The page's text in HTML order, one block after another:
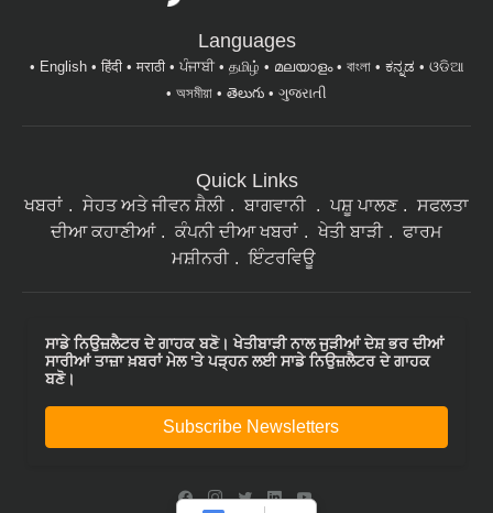
Languages
English हिंदी मराठी ਪੰਜਾਬੀ தமிழ் മലയാളം বাংলা ಕನ್ನಡ
ଓଡିଆ
অসমীয়া
తెలుగు ગુજરાતી
Quick Links
ਖਬਰਾਂ ਸੇਹਤ ਅਤੇ ਜੀਵਨ ਸ਼ੈਲੀ ਬਾਗਵਾਨੀ ਪਸ਼ੂ ਪਾਲਣ
ਸਫਲਤਾ
ਦੀਆ ਕਹਾਣੀਆਂ
ਕੰਪਨੀ ਦੀਆ ਖਬਰਾਂ ਖੇਤੀ ਬਾੜੀ
ਫਾਰਮ
ਮਸ਼ੀਨਰੀ
ਇੰਟਰਵਿਊ
ਸਾਡੇ ਨਿਉਜ਼ਲੈਟਰ ਦੇ ਗਾਹਕ ਬਣੋ। ਖੇਤੀਬਾੜੀ ਨਾਲ ਜੁੜੀਆਂ ਦੇਸ਼ ਭਰ ਦੀਆਂ
ਸਾਰੀਆਂ ਤਾਜ਼ਾ ਖ਼ਬਰਾਂ ਮੇਲ 'ਤੇ ਪੜ੍ਹਨ ਲਈ ਸਾਡੇ ਨਿਉਜ਼ਲੈਟਰ ਦੇ ਗਾਹਕ
ਬਣੋ।
Subscribe Newsletters